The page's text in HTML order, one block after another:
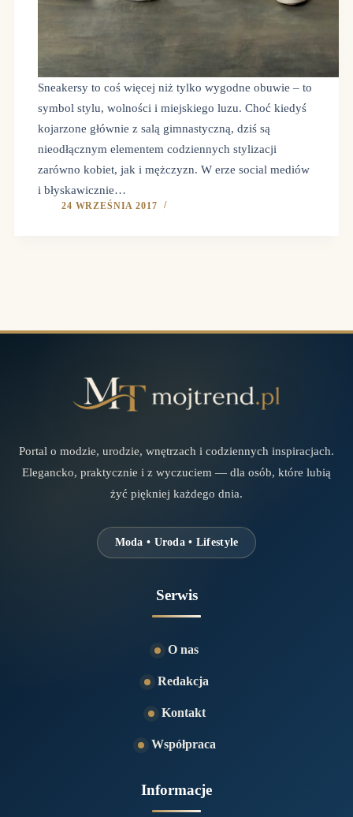
Sneakersy to coś więcej niż tylko wygodne obuwie – to
symbol stylu, wolności i miejskiego luzu. Choć kiedyś
kojarzone głównie z salą gimnastyczną, dziś są
nieodłącznym elementem codziennych stylizacji
zarówno kobiet, jak i mężczyzn. W erze social mediów
i błyskawicznie…
24 WRZEŚNIA 2017
Portal o modzie, urodzie, wnętrzach i codziennych inspiracjach.
Elegancko, praktycznie i z wyczuciem — dla osób, które lubią
żyć piękniej każdego dnia.
Moda • Uroda • Lifestyle
Serwis
O nas
Redakcja
Kontakt
Współpraca
Informacje